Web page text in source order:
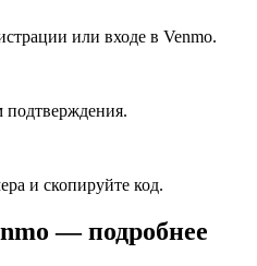
или входе в Venmo.
подтверждения.
и скопируйте код.
— подробнее